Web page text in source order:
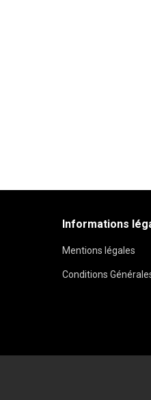
Informations
Mentions légales
Conditions